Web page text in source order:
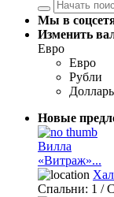
Мы в
Изменить
Евро
Евро
Рубли
Новые
Вилла
«Витраж»...
Спальни: 1 /